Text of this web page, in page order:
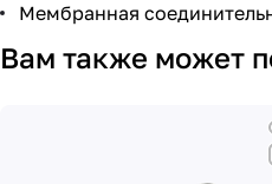
Мембранная
Вам также может